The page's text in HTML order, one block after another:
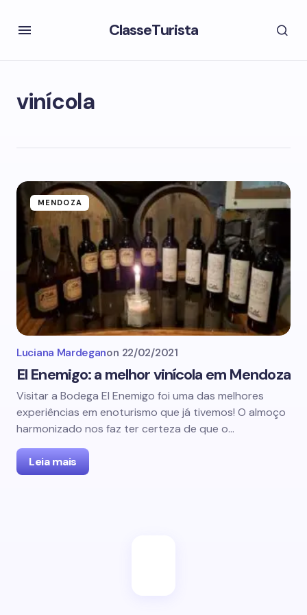
ClasseTurista
vinícola
MENDOZA
Luciana Mardeganon 22/02/2021
El Enemigo: a melhor vinícola em Mendoza
Visitar a Bodega El Enemigo foi uma das melhores
experiências em enoturismo que já tivemos! O almoço
harmonizado nos faz ter certeza de que o…
Leia mais